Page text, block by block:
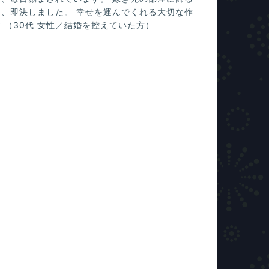
即決しました。 幸せを運んでくれる大切な作
（30代 女性／結婚を控えていた方）